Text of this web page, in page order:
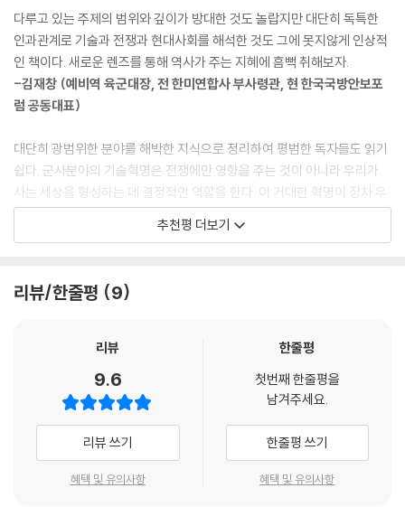
라는 표현이 아니고서는 이들 국가들의 도약을 설명할 수 없었던 것이다.
저자는 이 혁명의 일차적인 도화선을 ‘기술’에서 발견한다. 오랜 세월 계속
되어온 기술의 축적은 어느 순간 ‘화약혁명’, ‘제1차 산업혁명’, ‘제2차 산업
혁명’, ‘정보혁명’ 등으로 불리는 기술력의 혁명적인 폭발로 나타났고, 이들
국가들은 그 변화의 소용돌이에서 살아남은 국가들이라 할 수 있었다. 그
단순히 운이 좋았다거나 그 이전의 성공의 덕을 보지 않았다. 몽골이 화약
혁명의, 중국이 산업혁명의, 소련이 정보혁명의 소용돌이 속에서 (어쩌면
그 소용돌이 속에 수몰되고 있음을 깨닫지도 못한 채) 그들이 쌓아왔고 움
켜쥐고 있던 모든 것을 잃어버리고 있는 동안, 이들 국가들은 마치 노련한
서퍼가 거센 파도를 타듯 이 변화의 소용돌이 속에서 일련의 공통된 ‘비
밀’을 깨닫고 실천하고 결국 그들 자신이 그 변화의 중심에 서게 되었던 것
미국판 ‘강대국의 조건’!
저자 맥스 부트는 냉전 이후 유일의 초강대국으로 군림하던 미국이 9.11 이
후 전혀 새로운 종류의 적을 상대하면서 겪는 혼란, 일방적이고 압도적인
군사력으로도 평화를 달성하지 못하는 무력함을 보며 그는 지나간 역사를
통해 새로운 통찰과 교훈을 얻고자 했던 것이다. 그는, 감사의 글에서도 밝
히고 있듯이, 이 책을 쓰는 데 무려 4년이라는 시간을 고스란히 바쳤다. 여
러 단체의 지원을 받으며 연구를 했고, 수많은 학자, 저명인사, 여러 박물
다루고 있는 주제의 범위와 깊이가 방대한 것도 놀랍지만 대단히 독특한
인과관계로 기술과 전쟁과 현대사회를 해석한 것도 그에 못지않게 인상적
인 책이다. 새로운 렌즈를 통해 역사가 주는 지혜에 흠뻑 취해보자.
-김재창 (예비역 육군대장, 전 한미연합사 부사령관, 현 한국국방안보포
럼 공동대표)
대단히 광범위한 분야를 해박한 지식으로 정리하여 평범한 독자들도 읽기
쉽다. 군사분야의 기술혁명은 전쟁에만 영향을 주는 것이 아니라 우리가
사는 세상을 형성하는 데 결정적인 역할을 한다. 이 거대한 혁명이 장차 우
리를 어디로 데려갈지, 그리고 어디까지 데려갈지 궁금하지 않은가?
하는 거대한 흐름 위에 올려놓은 것은 맥스 부트가 처음이다. 수없이 생멸
-폴 케네디 (예일대 역사학과 교수, 『강대국의 흥망』 저자
과거의 관점을 제시하면서 동시에 우리를 미래로 향하게 하는 저자는, 수
백 년에 걸친 전투의 역사를 되짚어 전쟁이 어떻게 변해왔는지 명쾌하게
요약하고 있다. 우리가 잘 알고 있다고 착각하고 있던 전쟁의 본질에 대해
들려주는 그의 서술방식은 상당히 매혹적이다.
-로버트 카플란, 『제국의 최전선』 저자
추천평 더보기
리뷰/한줄평 9
리뷰
9.6
리뷰 쓰기
혜택 및 유의사항
한줄평
첫번째 한줄평을
남겨주세요.
한줄평 쓰기
혜택 및 유의사항